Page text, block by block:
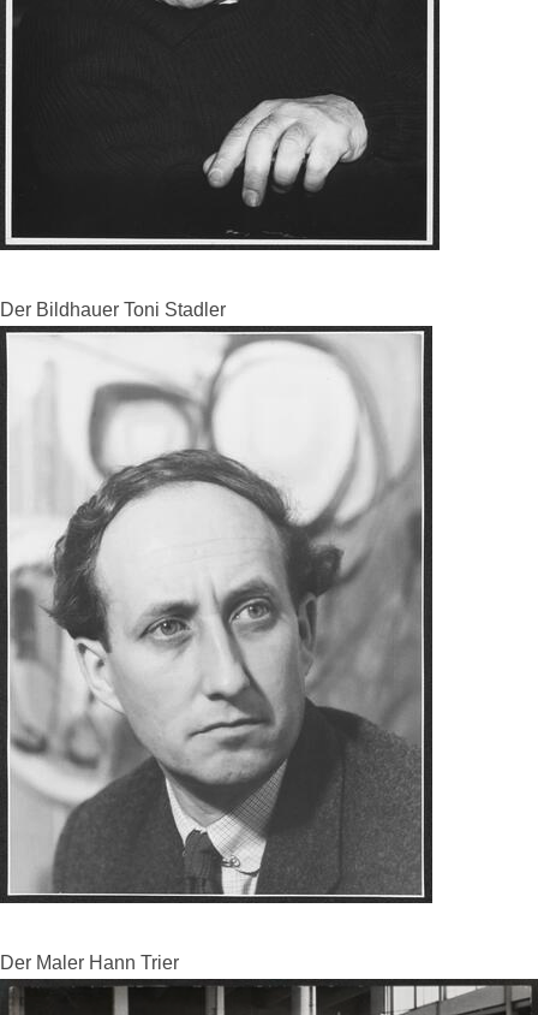
Der Bildhauer Toni Stadler
Der Maler Hann Trier